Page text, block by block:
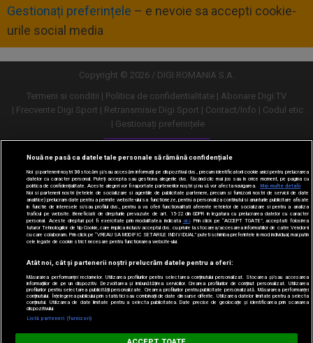
Digi Sport
Gestionați preferințele – e nevoie sa accepti cookie-
urile social media
Copyright © 2026 / DIGI ROMANIA S.A.
Termeni si conditii
Politica de confidentialitate
Abonare Digi TV
Frecvente Digi Sport
Retransmisie Digi Sport Contact/Info
Codul etic
Gestionați preferințele
Versiune desktop
Nouă ne pasă ca datele tale personale să rămână confidențiale
Noi și partenerii noștri30stocăm și/sau accesăm informații pe dispozitivul dvs., precum identificatorii cookie unici pentru prelucrarea
datelor cu caracter personal. Puteți accepta sau gestiona alegerile dvs. făcând clic mai jos sau în orice moment, pe pagina cu
politica de confidențialitate. Aceste alegeri vor fi raportate partenerilor noștri și nu vă vor afecta navigarea.
Mai multe detalii
Noi si partenerii nostri (retelele de socializare si agentiile de publicitate partenere, precum si furnizorii nostri de servicii de date
analitice) prelucram date pentru a permite website-ului sa functioneze, pentru a personaliza continutul si anunturile publicitare afisate
in functie de interesele si/sau profilul dvs., pentru a va oferi functionalitati aferente retelelor de socializare si pentru a analiza
traficul pe website. Beneficiati de drepturile prevazute de art. 15-22 din GDPR in legatura cu prelucrarea datelor cu caracter
personal. Aceste drepturi pot fi exercitate prin modalitatea indicata aici. Prin click pe “ACCEPT TOATE”, acceptati folosirea
tuturor Tehnologiilor de tip Cookie, care implica inclusiv acceptul dvs. cu privire la stocarea/accesarea informatiilor de catre Vendor-ii
cu care colaboram. Prin click pe “VREAU SA MODIFIC SETARILE INDIVIDUAL” puteti schimba preferintele in mod individual, mai putin
cele legate de cookie strict necesare pentru functionarea website-ului.
Atât noi, cât și partenerii noștri prelucrăm datele pentru a oferi:
Măsurarea performanței reclamelor. Utilizarea profilurilor pentru selectarea conținutului personalizat. Stocarea și/sau accesarea
informațiilor de pe un dispozitiv. Dezvoltarea și îmbunătățirea serviciilor. Crearea profilurilor de conținut personalizat. Utilizarea
profilurilor pentru selectarea publicității personalizate. Crearea profilurilor pentru publicitate personalizată. Măsurarea performanței
conținutului. Înțelegerea publicului prin statistici sau combinații de date din surse diferite. Utilizarea datelor limitate pentru a selecta
conținutul. Utilizarea de date limitate pentru a selecta publicitatea. Date precise de geolocație și identificarea prin scanarea
dispozitivului.
Listă parteneri (furnizori)